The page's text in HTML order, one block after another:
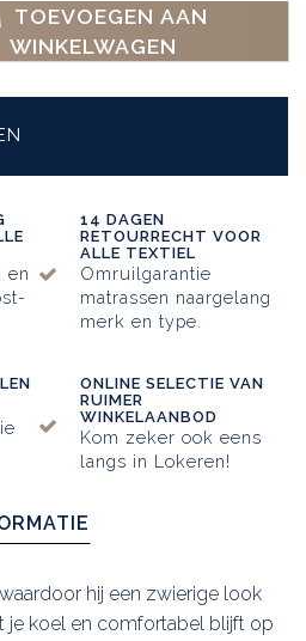
TOEVOEGEN AAN
WINKELWAGEN
en
14 DAGEN
RETOURRECHT VOOR
ALLE TEXTIEL
Omruilgarantie
matrassen naargelang
merk en type.
ONLINE SELECTIE VAN
RUIMER
WINKELAANBOD
Kom zeker ook eens
langs in Lokeren!
hij een zwierige look
je koel en comfortabel blijft op